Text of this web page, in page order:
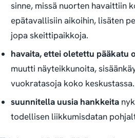
sinne, missä nuorten havaittiin
epätavallisiin aikoihin, lisäten
jopa skeittipaikkoja.
havaita, ettei oletettu pääkatu
muutti näyteikkunoita,
vuokratasoja koko keskustassa.
suunnitella uusia hankkeita
todellisen liikkumisdatan